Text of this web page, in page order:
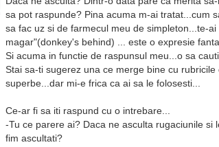
sa pot raspunde? Pina acuma m-ai tratat...cum
sa fac uz si de farmecul meu de simpleton...te-
magar"(donkey's behind) ... este o expresie
Si acuma in functie de raspunsul meu...o sa
Stai sa-ti sugerez una ce merge bine cu
superbe...dar mi-e frica ca ai sa le folosesti...
Ce-ar fi sa iti raspund cu o intrebare...
-Tu ce parere ai? Daca ne asculta rugaciunile
fim ascultati?